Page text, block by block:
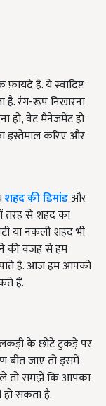
हैं. ये स्वादिष्ट
है. रंग-रूप निखारना
हो, वेट मैनेजमेंट हो
इस्तेमाल करिए और
शहद की डिमांडऔर
तरह से शहद का
या नकली शहद भी
की वजह से हम
हैं. आज हम आपको
हैं.
के छोटे टुकड़े पर
बीत जाए तो इसमें
तो समझें कि आपका
सकता है.